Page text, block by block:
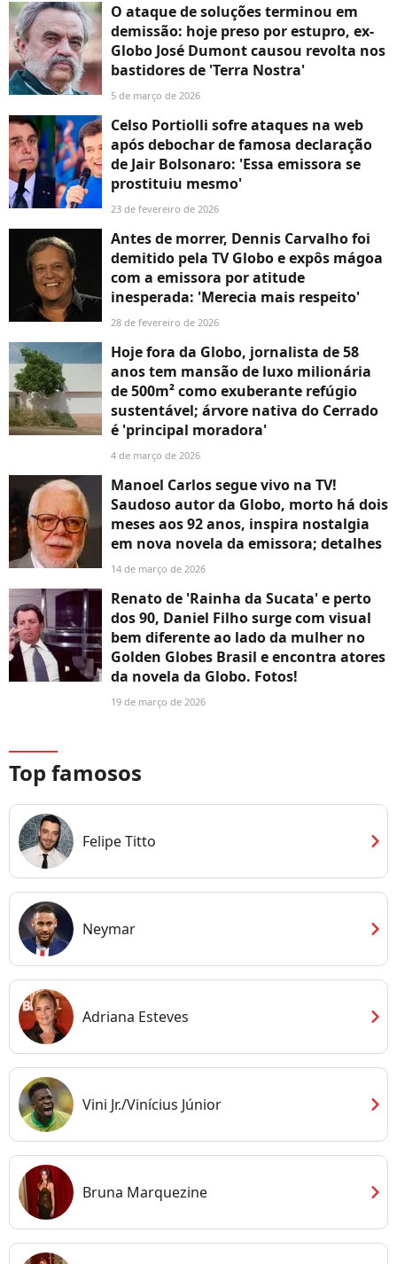
O ataque de soluções terminou em
demissão: hoje preso por estupro, ex-
Globo José Dumont causou revolta nos
bastidores de 'Terra Nostra'
5 de março de 2026
Celso Portiolli sofre ataques na web
após debochar de famosa declaração
de Jair Bolsonaro: 'Essa emissora se
prostituiu mesmo'
23 de fevereiro de 2026
Antes de morrer, Dennis Carvalho foi
demitido pela TV Globo e expôs mágoa
com a emissora por atitude
inesperada: 'Merecia mais respeito'
28 de fevereiro de 2026
Hoje fora da Globo, jornalista de 58
anos tem mansão de luxo milionária
de 500m² como exuberante refúgio
sustentável; árvore nativa do Cerrado
é 'principal moradora'
4 de março de 2026
Manoel Carlos segue vivo na TV!
Saudoso autor da Globo, morto há dois
meses aos 92 anos, inspira nostalgia
em nova novela da emissora; detalhes
14 de março de 2026
Renato de 'Rainha da Sucata' e perto
dos 90, Daniel Filho surge com visual
bem diferente ao lado da mulher no
Golden Globes Brasil e encontra atores
da novela da Globo. Fotos!
19 de março de 2026
Top famosos
Felipe Titto chevron_right
Neymar chevron_right
Adriana Esteves chevron_right
Vini Jr./Vinícius Júnior chevron_right
Bruna Marquezine chevron_right